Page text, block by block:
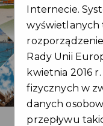
Zarejestruj się
Internecie.
wyświetlanych
Rady Unii
kwietnia 2016
fizycznych w
danych
przepływu